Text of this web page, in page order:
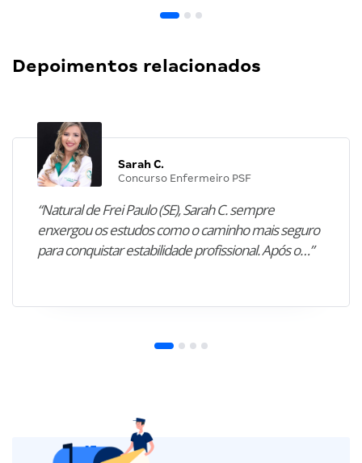
Depoimentos relacionados
Sarah C.
Concurso Enfermeiro PSF
“Natural de Frei Paulo (SE), Sarah C. sempre
enxergou os estudos como o caminho mais seguro
para conquistar estabilidade profissional. Após o…”